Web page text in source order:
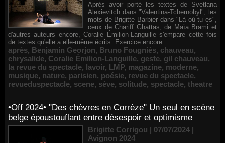
Après avoir porté les textes de Svetlana
Alexievitch dans "Valentina-Tchernobyl", les
mots de Brigitte Barbier dans "Là où tu es",
ceux de Chariff Ghattas, de Maïa Brami et
d'autres auteurs encore, Coralie Émilion-Languille s'empare cette fois
de textes qu'elle a elle-même écrits. Exercice encore...
après, Benjamin Georjon, Bruno Fougniès, chauveau,
chrysalide, Coralie Émilion-Languille, geste, gil chauveau,
la revue du spectacle, lavoir, LMP, magazine, moderne,
musique, nature, parisien, poésie, revue du spectacle,
revueduspectacle, scene, sève, solitude, spectacle, theatre
•Off 2024• "Des chèvres en Corrèze" Un seul en scène
belge époustouflant entre désespoir et optimisme
Brigitte Corrigou | 07/07/2024 |
Avignon 2024